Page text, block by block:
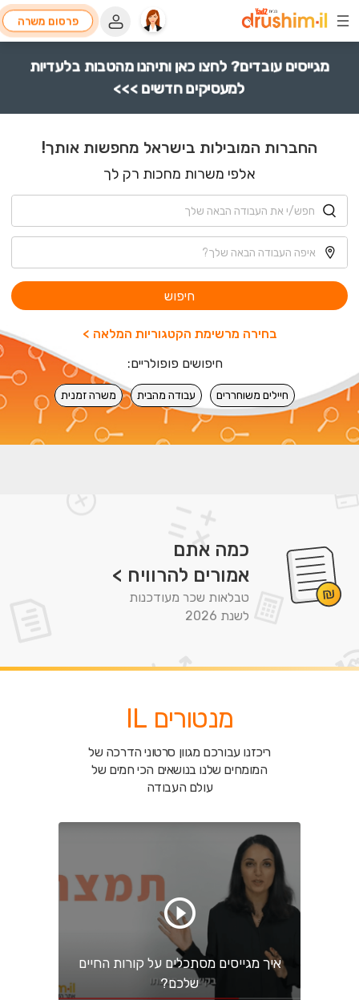
פרסום משרה
מגייסים עובדים? לחצו כאן ותיהנו מהטבות בלעדיות
למעסיקים חדשים >>>
החברות המובילות בישראל מחפשות אותך!
אלפי משרות מחכות רק לך
חיפוש
חיפושים פופולריים:
חיילים משוחררים עבודה מהבית משרה זמנית
בחירה מרשימת הקטגוריות המלאה >
כמה אתם
אמורים להרוויח >
טבלאות שכר מעודכנות
לשנת 2026
מנטורים IL
ריכזנו עבורכם מגוון סרטוני הדרכה של
המומחים שלנו בנושאים הכי חמים של
עולם העבודה
איך מגייסים מסתכלים על קורות החיים
שלכם?